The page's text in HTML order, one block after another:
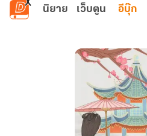
ข้ามไปยังเนื้อหาหลัก
นิยาย เว็บตูน อีบุ๊ก